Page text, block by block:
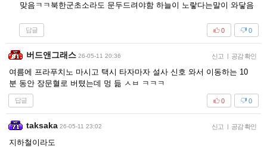
맞음ㅋㅋ북한군초소라도 문두드려야함 하늘이 노랗다는말이 와닿음
답글 0
0
버드앤그래스 26-05-11 20:36 신고 | 공감 확인
여름에 프라푸치노 마시고 택시 타자마자 설사 신호 와서 이동하는 10
분 동안 장문혈로 버텼는데 멍 듦 ㅅㅂ ㅋㅋㅋ
답글 0
0
taksaka 26-05-11 23:02 신고 | 공감 확인
지하철이라도